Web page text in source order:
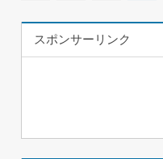
ナ
ー
記
事
スポンサーリンク